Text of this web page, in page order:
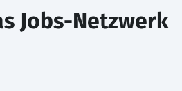
Jobs-Netzwerk